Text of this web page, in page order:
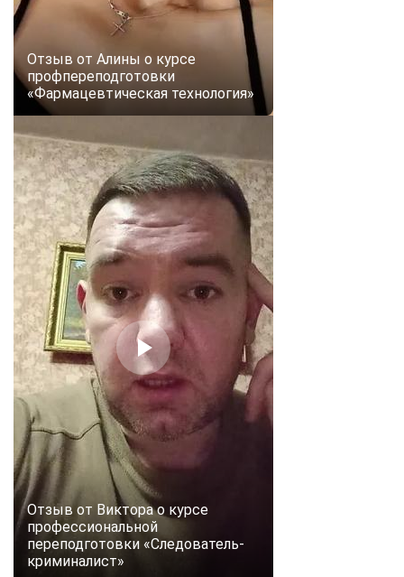
Отзыв от Алины о курсе
профпереподготовки
«Фармацевтическая технология»
Отзыв от Виктора о курсе
профессиональной
переподготовки «Следователь-
криминалист»
ChatApp
online
Мессенджеры
Свяжитесь с нами через любой удобный мессенджер!
Telegram
Vkontakte EMail